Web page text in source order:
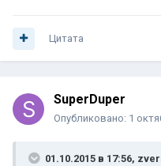
Цитата
SuperDuper
Опубликовано: 1
01.10.2015 в 17:56,